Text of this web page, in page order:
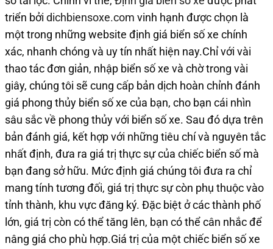
triển bởi dichbiensoxe.com vinh hạnh được chọn là
một trong những website định giá biển số xe chính
xác, nhanh chóng và uy tín nhất hiện nay.Chỉ với vài
thao tác đơn giản, nhập biển số xe và chờ trong vài
giây, chúng tôi sẽ cung cấp bản dịch hoàn chỉnh đánh
giá phong thủy biển số xe của bạn, cho bạn cái nhìn
sâu sắc về phong thủy với biển số xe. Sau đó dựa trên
bản đánh giá, kết hợp với những tiêu chí và nguyên tắc
nhất định, đưa ra giá trị thực sự của chiếc biển số mà
bạn đang sở hữu. Mức định giá chúng tôi đưa ra chỉ
mang tính tương đối, giá trị thực sự còn phụ thuộc vào
tỉnh thành, khu vực đăng ký. Đặc biệt ở các thành phố
lớn, giá trị còn có thể tăng lên, bạn có thể cân nhắc để
nâng giá cho phù hợp.Giá trị của một chiếc biển số xe